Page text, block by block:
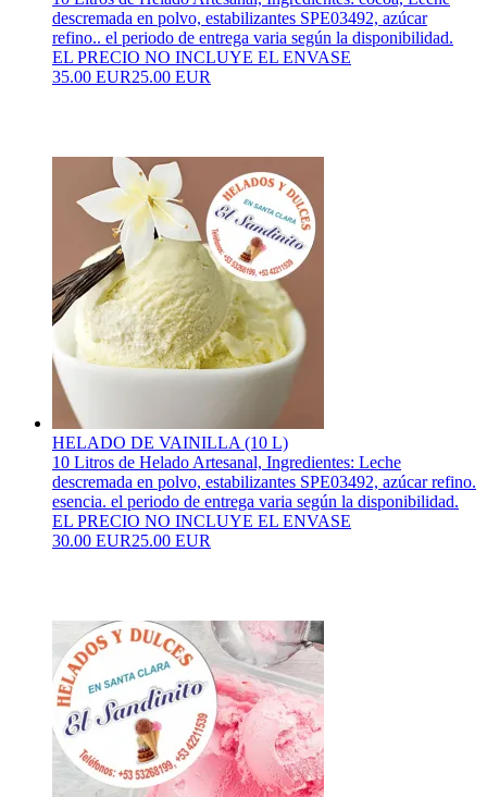
descremada en polvo, estabilizantes SPE03492, azúcar
refino.. el periodo de entrega varia según la disponibilidad.
EL PRECIO NO INCLUYE EL ENVASE
35.00 EUR25.00 EUR
HELADO DE VAINILLA (10 L)
10 Litros de Helado Artesanal, Ingredientes: Leche
descremada en polvo, estabilizantes SPE03492, azúcar refino.
esencia. el periodo de entrega varia según la disponibilidad.
EL PRECIO NO INCLUYE EL ENVASE
30.00 EUR25.00 EUR